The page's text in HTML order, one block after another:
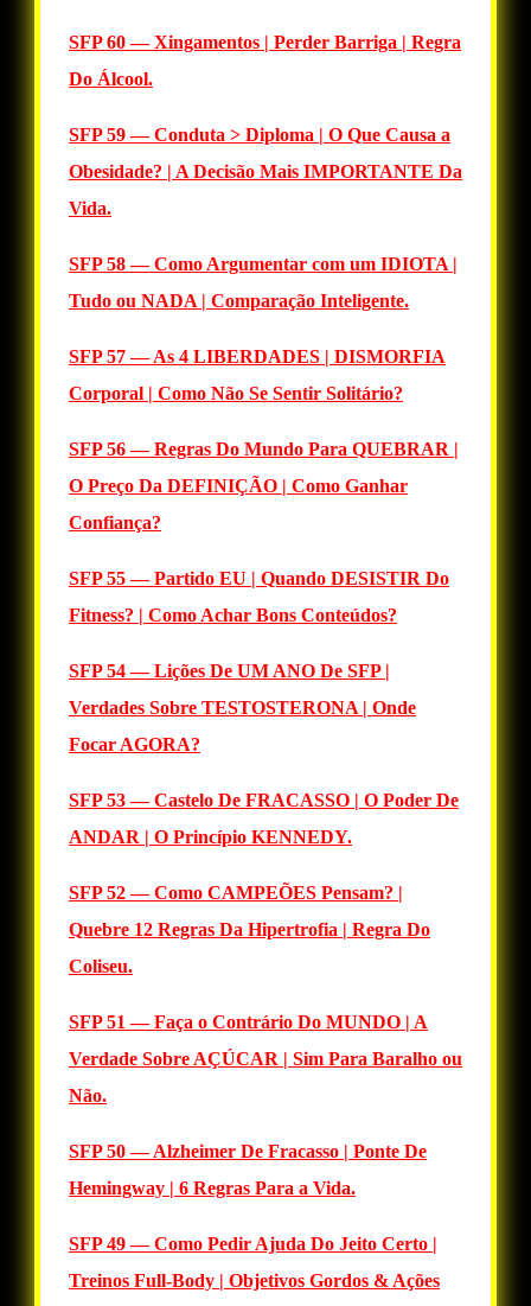
SFP 60 — Xingamentos | Perder Barriga | Regra
Do Álcool.
SFP 59 — Conduta > Diploma | O Que Causa a
Obesidade? | A Decisão Mais IMPORTANTE Da
Vida.
SFP 58 — Como Argumentar com um IDIOTA |
Tudo ou NADA | Comparação Inteligente.
SFP 57 — As 4 LIBERDADES | DISMORFIA
Corporal | Como Não Se Sentir Solitário?
SFP 56 — Regras Do Mundo Para QUEBRAR |
O Preço Da DEFINIÇÃO | Como Ganhar
Confiança?
SFP 55 — Partido EU | Quando DESISTIR Do
Fitness? | Como Achar Bons Conteúdos?
SFP 54 — Lições De UM ANO De SFP |
Verdades Sobre TESTOSTERONA | Onde
Focar AGORA?
SFP 53 — Castelo De FRACASSO | O Poder De
ANDAR | O Princípio KENNEDY.
SFP 52 — Como CAMPEÕES Pensam? |
Quebre 12 Regras Da Hipertrofia | Regra Do
Coliseu.
SFP 51 — Faça o Contrário Do MUNDO | A
Verdade Sobre AÇÚCAR | Sim Para Baralho ou
Não.
SFP 50 — Alzheimer De Fracasso | Ponte De
Hemingway | 6 Regras Para a Vida.
SFP 49 — Como Pedir Ajuda Do Jeito Certo |
Treinos Full-Body | Objetivos Gordos & Ações